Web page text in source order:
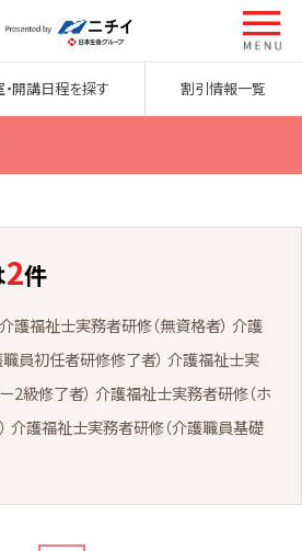
開講日程を探す 割引情報一覧
2件
介護福祉士実務者研修（無資格者） 介護
員初任者研修修了者） 介護福祉士実
2級修了者） 介護福祉士実務者研修（ホ
介護福祉士実務者研修（介護職員基礎